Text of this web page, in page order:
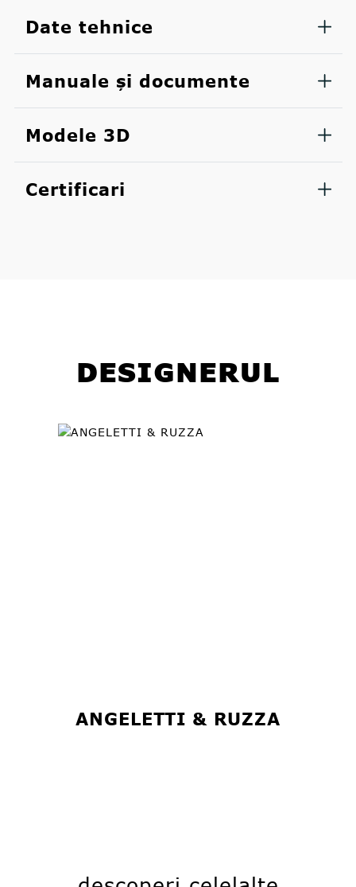
Date tehnice
Manuale și documente
Modele 3D
Certificari
DESIGNERUL
ANGELETTI & RUZZA